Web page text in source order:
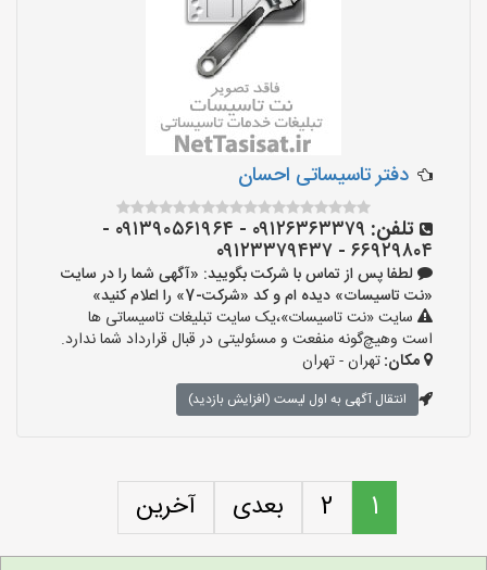
دفتر تاسیساتی احسان
تلفن:
۰۹۱۲۶۳۶۳۳۷۹ - ۰۹۱۳۹۰۵۶۱۹۶۴ -
۶۶۹۲۹۸۰۴ - ۰۹۱۲۳۳۷۹۴۳۷
لطفا پس از تماس با شرکت بگویید: «آگهی شما را در سایت
«نت تاسیسات» دیده ام و کد «شرکت-7» را اعلام کنید»
سایت «نت تاسیسات»،یک سایت تبلیغات تاسیساتی ها
است وهیچ‌گونه منفعت و مسئولیتی در قبال قرارداد شما ندارد.
مکان:تهران - تهران
انتقال آگهی به اول لیست (افزایش بازدید)
1
2 بعدی آخرین